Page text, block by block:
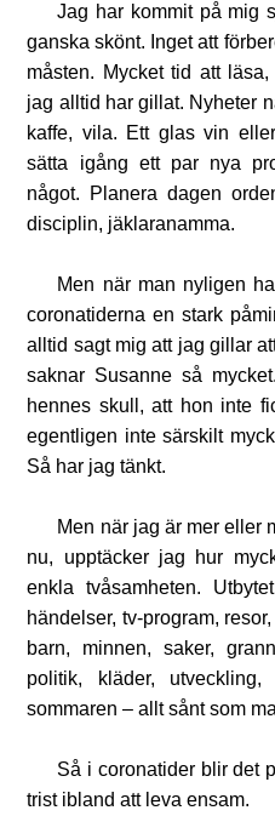
Jag har kommit på mig
ganska skönt. Inget att
måsten. Mycket tid att
jag alltid har gillat. Nyheter
kaffe, vila. Ett glas vin
sätta igång ett par nya
något. Planera dagen
disciplin, jäklaranamma.
Men när man nyligen
coronatiderna en stark
alltid sagt mig att jag gillar
saknar Susanne så
hennes skull, att hon inte
egentligen inte särskilt
Så har jag tänkt.
Men när jag är mer eller
nu, upptäcker jag hur
enkla tvåsamheten.
händelser, tv-program,
barn, minnen, saker,
politik, kläder,
sommaren – allt sånt som
Så i coronatider blir det
trist ibland att leva ensam.